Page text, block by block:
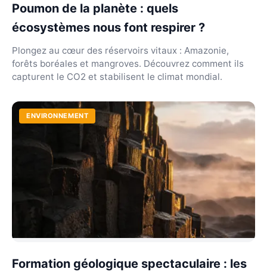
Poumon de la planète : quels
écosystèmes nous font respirer ?
Plongez au cœur des réservoirs vitaux : Amazonie,
forêts boréales et mangroves. Découvrez comment ils
capturent le CO2 et stabilisent le climat mondial.
ENVIRONNEMENT
Formation géologique spectaculaire : les